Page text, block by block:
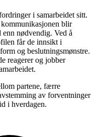
i samarbeidet sitt.
blir
nødvendig. Ved å
får de innsikt i
og beslutningsmønstre.
reagerer og jobber
partene, færre
av forventninger
i hverdagen.